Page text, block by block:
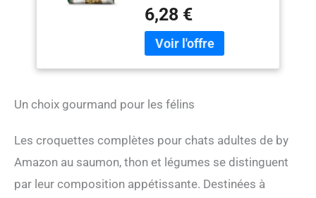
en collaboration avec des
vétérinaires Prébiotiques
naturels pour faciliter la
os forts Sans arômes
conservateurs Sachet
fraîcheur maximale
6,28 €
Un choix gourmand pour les félins
Les croquettes complètes pour chats adultes de by
Amazon au saumon, thon et légumes se distinguent
par leur composition appétissante. Destinées à